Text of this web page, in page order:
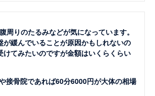
周りのたるみなどが気になっています。
が緩んでいることが原因かもしれないの
けてみたいのですが金額はいくらくらい
接骨院であれば60分6000円が大体の相場